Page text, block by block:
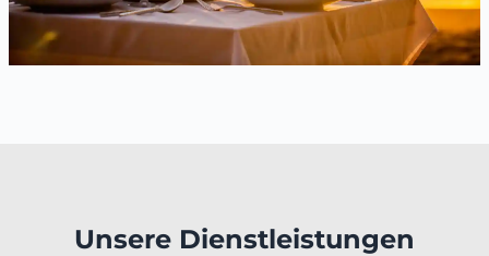
Unsere Dienstleistungen